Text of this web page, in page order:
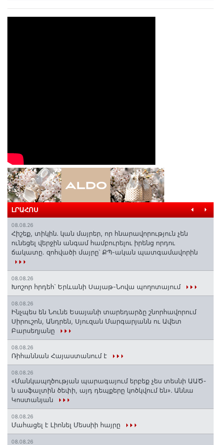
ԼՐԱՀՈՍ
08.08.26
Հիշեք, տիկին․ կան մայրեր, որ հնարավորություն չեն
ունեցել վերջին անգամ համբուրելու իրենց որդու
ճակատը. զոհվածի մայրը՝ ՔՊ-ական պատգամավորին
08.08.26
Խոշոր հրդեհ՝ Երևանի Սայաթ-Նովա պողոտայում
08.08.26
Ինչպես են Նունե Եսայանի տարեդարձը շնորհավորում
Սիրուշոն, Անդրեն, Սյուզան Մարգարյանն ու Ավետ
Բարսեղյանը
08.08.26
Ռիհաննան Հայաստանում է
08.08.26
«Մանկապղծության պարագայում երբեք չես տեսնի ԱԱԾ-
ն ասֆալտին ծեփի, այդ դեպքերը կոծկվում են»․ Աննա
Կոստանյան
08.08.26
Մահացել է Լիոնել Մեսսիի հայրը
08.08.26